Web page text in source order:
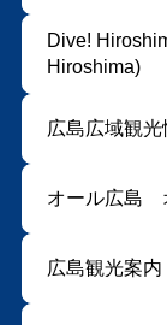
Dive!
Hiroshima)
広島広域観光
オール広島
広島観光案内